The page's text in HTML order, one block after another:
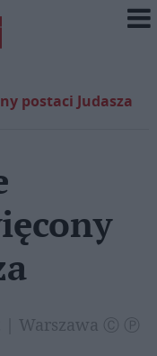
postaci Judasza
| Warszawa Ⓒ Ⓟ